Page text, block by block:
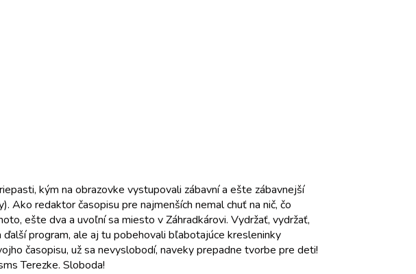
kým na obrazovke vystupovali zábavní a ešte zábavnejší
Ako redaktor časopisu pre najmenších nemal chuť na nič, čo
ešte dva a uvoľní sa miesto v Záhradkárovi. Vydržať, vydržať,
program, ale aj tu pobehovali bľabotajúce kresleninky
časopisu, už sa nevyslobodí, naveky prepadne tvorbe pre deti!
Terezke. Sloboda!